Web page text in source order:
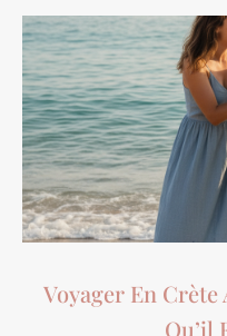
Voyager En Crète
Qu’il